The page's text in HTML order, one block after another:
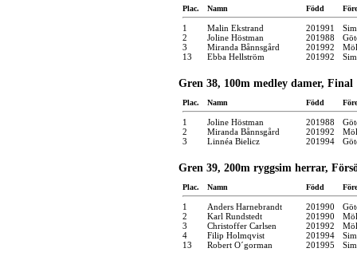
Plac. Namn Född
1 Malin Ekstrand 201991
2
Joline Höstman 201988
3
Miranda Bånnsgård 201992
13
Ebba Hellström 201992
Gren 38, 100m medley damer, Final
Plac. Namn Född
1 Joline Höstman 201988
2
Miranda Bånnsgård 201992
3
Linnéa Bielicz 201994
Gren 39, 200m ryggsim herrar,
Plac. Namn Född
1 Anders Harnebrandt 201990
2
Karl Rundstedt 201990
3
Christoffer Carlsen 201992
4
Filip Holmqvist 201994
13
Robert O´gorman 201995